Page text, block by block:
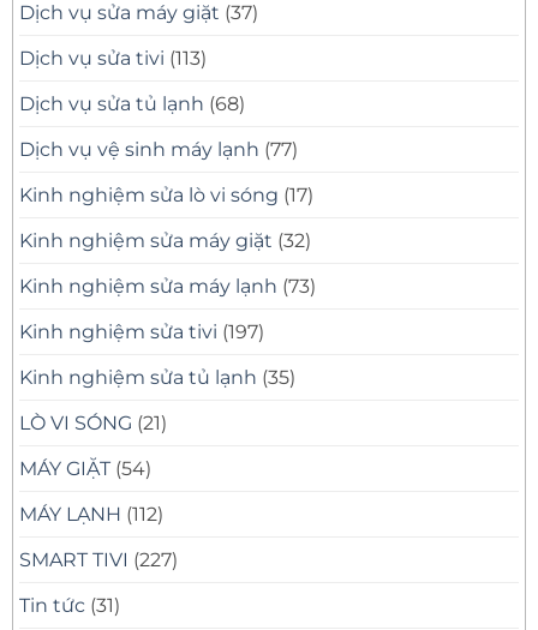
Dịch vụ sửa máy giặt (37)
Dịch vụ sửa tivi (113)
Dịch vụ sửa tủ lạnh (68)
Dịch vụ vệ sinh máy lạnh (77)
Kinh nghiệm sửa lò vi sóng (17)
Kinh nghiệm sửa máy giặt (32)
Kinh nghiệm sửa máy lạnh (73)
Kinh nghiệm sửa tivi (197)
Kinh nghiệm sửa tủ lạnh (35)
LÒ VI SÓNG (21)
MÁY GIẶT (54)
MÁY LẠNH (112)
SMART TIVI (227)
Tin tức (31)